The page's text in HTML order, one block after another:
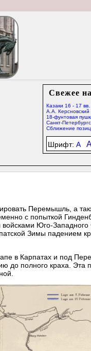
Свежее
Казаки 16 - 17 вв.
А.А.
18-фунтовая
Санкт-
Сближение
Шрифт:A
Перемышль, а
с попыткой
Юго-Западного
Зимы падением
в Карпатах и под
до полного краха. Эта